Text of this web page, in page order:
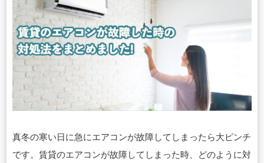
真冬の寒い日に急にエアコンが故障してしまったら大ピンチ
です。賃貸のエアコンが故障してしまった時、どのように対